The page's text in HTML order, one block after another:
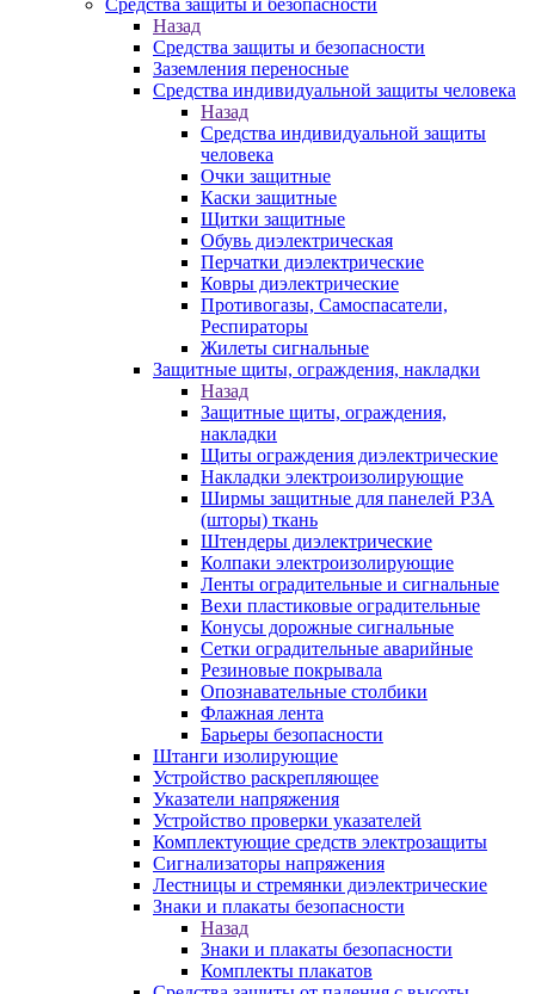
Средства защиты и безопасности
Назад
Средства защиты и безопасности
Заземления переносные
Средства индивидуальной защиты человека
Назад
Средства индивидуальной защиты
человека
Очки защитные
Каски защитные
Щитки защитные
Обувь диэлектрическая
Перчатки диэлектрические
Ковры диэлектрические
Противогазы, Самоспасатели,
Респираторы
Жилеты сигнальные
Защитные щиты, ограждения, накладки
Назад
Защитные щиты, ограждения,
накладки
Щиты ограждения диэлектрические
Накладки электроизолирующие
Ширмы защитные для панелей РЗА
(шторы) ткань
Штендеры диэлектрические
Колпаки электроизолирующие
Ленты оградительные и сигнальные
Вехи пластиковые оградительные
Конусы дорожные сигнальные
Сетки оградительные аварийные
Резиновые покрывала
Опознавательные столбики
Флажная лента
Барьеры безопасности
Штанги изолирующие
Устройство раскрепляющее
Указатели напряжения
Устройство проверки указателей
Комплектующие средств электрозащиты
Сигнализаторы напряжения
Лестницы и стремянки диэлектрические
Знаки и плакаты безопасности
Назад
Знаки и плакаты безопасности
Комплекты плакатов